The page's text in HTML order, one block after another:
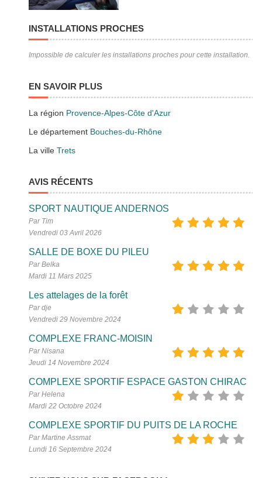
INSTALLATIONS PROCHES
Impossible de calculer les installations proches pour cette installation.
EN SAVOIR PLUS
La région Provence-Alpes-Côte d'Azur
Le département Bouches-du-Rhône
La villeTrets
AVIS RÉCENTS
SPORT NAUTIQUE ANDERNOS
Par Tim
Vendredi 03 Avril 2026
SALLE DE BOXE DU PILEU
Par Belka
Mardi 11 Mars 2025
Les attelages de la forêt
Par dje
Vendredi 29 Novembre 2024
COMPLEXE FRANC-MOISIN
Par Nisana
Jeudi 14 Novembre 2024
COMPLEXE SPORTIF ESPACE GASTON CHIRAC
Par Helena
Mardi 22 Octobre 2024
COMPLEXE SPORTIF DU PUITS DE LA ROCHE
Par Martine Assmat
Lundi 16 Septembre 2024